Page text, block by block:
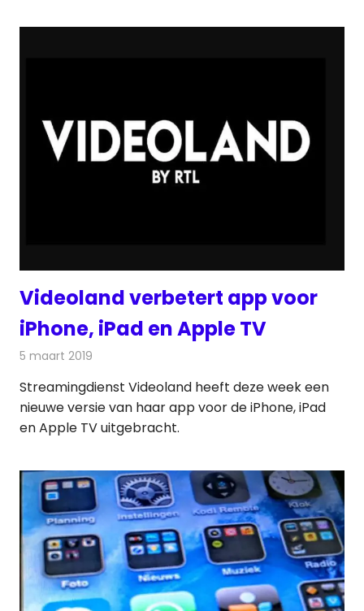
Videoland verbetert app voor
iPhone, iPad en Apple TV
5 maart 2019
Streamingdienst Videoland heeft deze week een
nieuwe versie van haar app voor de iPhone, iPad
en Apple TV uitgebracht.